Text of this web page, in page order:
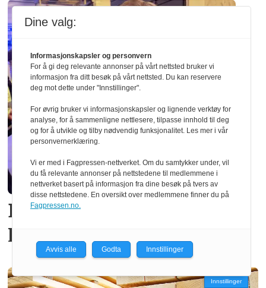
Ber politikerne: – Lær av
Lego!
Innstillinger
Dine valg:
Informasjonskapsler og personvern
For å gi deg relevante annonser på vårt nettsted bruker vi
informasjon fra ditt besøk på vårt nettsted. Du kan reservere
deg mot dette under "Innstillinger".
For øvrig bruker vi informasjonskapsler og lignende verktøy for
analyse, for å sammenligne nettlesere, tilpasse innhold til deg
og for å utvikle og tilby nødvendig funksjonalitet. Les mer i vår
personvernerklæring.
Vi er med i Fagpressen-nettverket. Om du samtykker under, vil
du få relevante annonser på nettstedene til medlemmene i
nettverket basert på informasjon fra dine besøk på tvers av
disse nettstedene. En oversikt over medlemmene finner du på
Fagpressen.no.
Avvis alle Godta Innstillinger